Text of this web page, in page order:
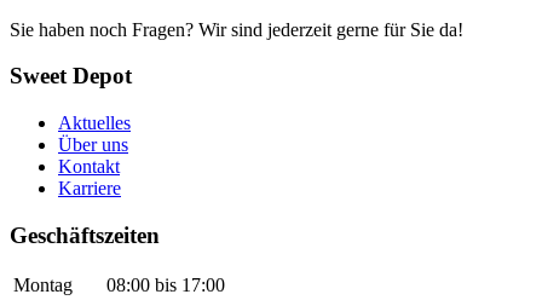
Sie haben noch Fragen? Wir sind jederzeit gerne für Sie da!
Sweet Depot
Aktuelles
Über uns
Kontakt
Karriere
Geschäftszeiten
Montag
08:00 bis 17:00